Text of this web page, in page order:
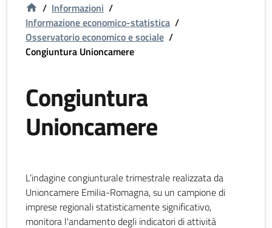
/ Informazioni /
Informazione economico-statistica /
Osservatorio economico e sociale /
Congiuntura Unioncamere
Congiuntura
Unioncamere
L’indagine congiunturale trimestrale realizzata da
Unioncamere Emilia-Romagna, su un campione di
imprese regionali statisticamente significativo,
monitora l'andamento degli indicatori di attività